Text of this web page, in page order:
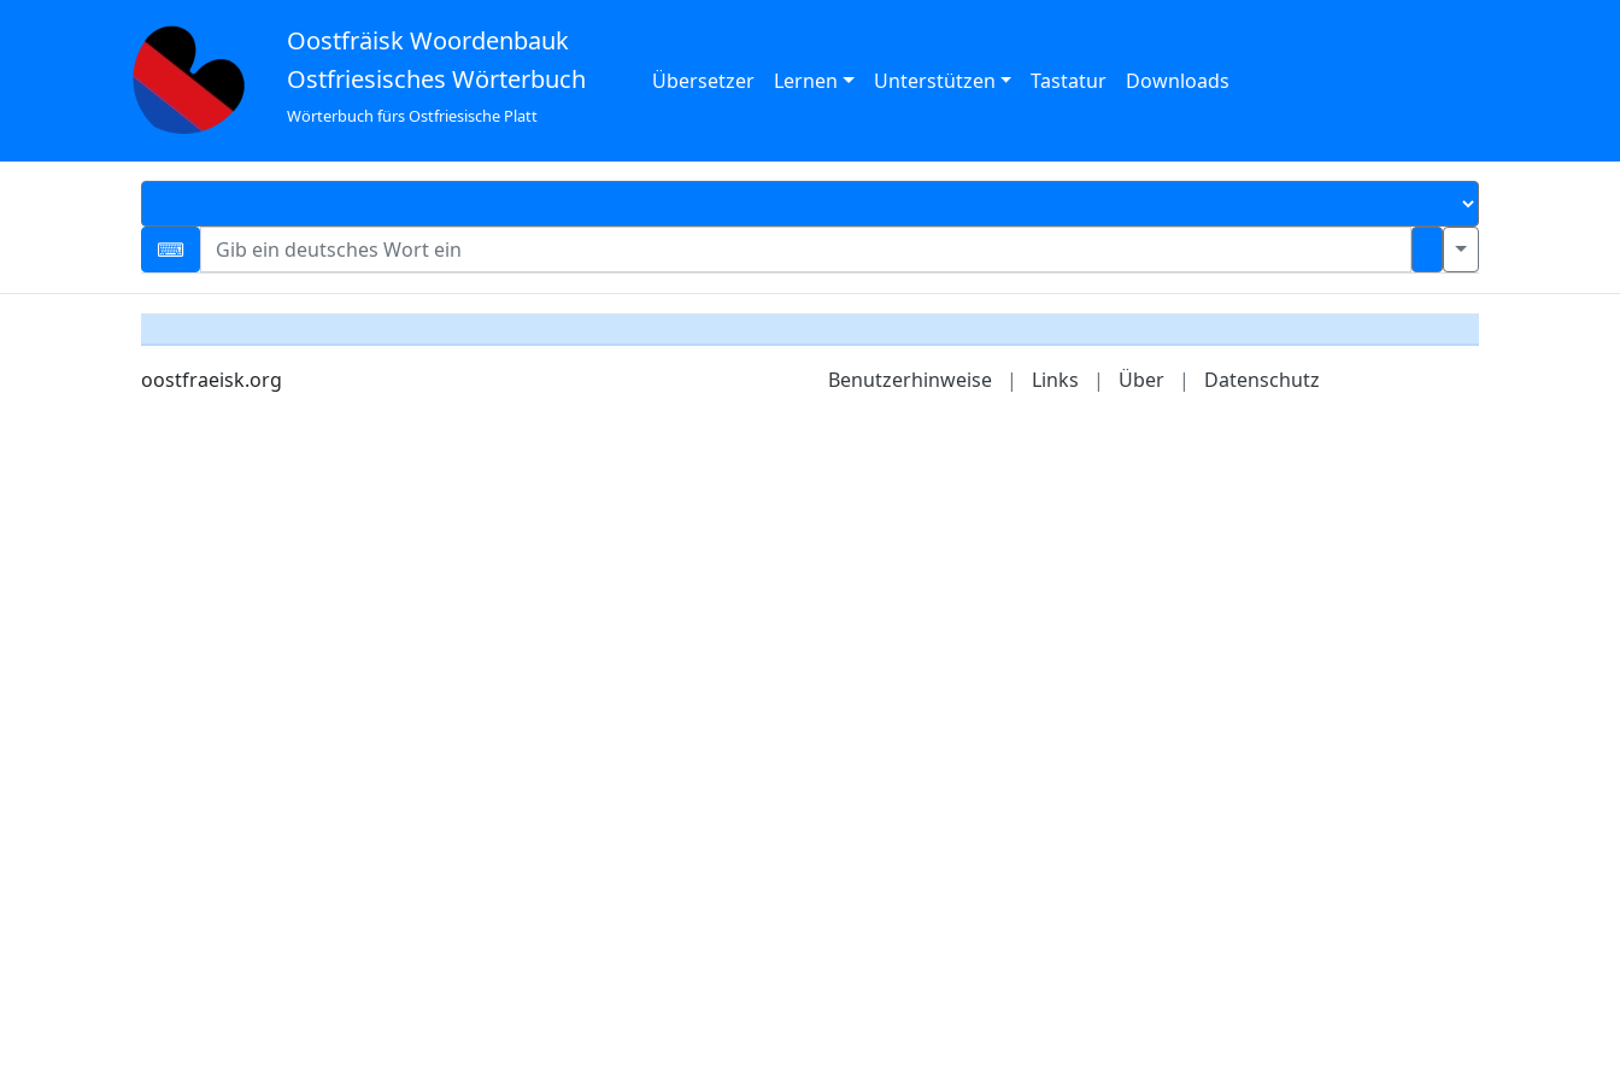
Oostfräisk Woordenbauk
Ostfriesisches Wörterbuch
Wörterbuch fürs Ostfriesische Platt
Übersetzer Lernen Unterstützen Tastatur Downloads
oostfraeisk.org Benutzerhinweise | Links | Über | Datenschutz